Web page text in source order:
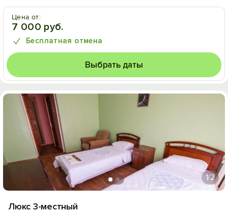
Цена от:
7 000 руб.
Бесплатная отмена
Выбрать даты
1/2
Люкс 3-местный